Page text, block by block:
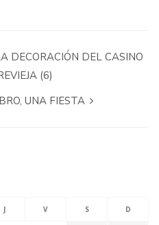
DECORACIÓN DEL CASINO
(6)
UNA FIESTA
J V S D